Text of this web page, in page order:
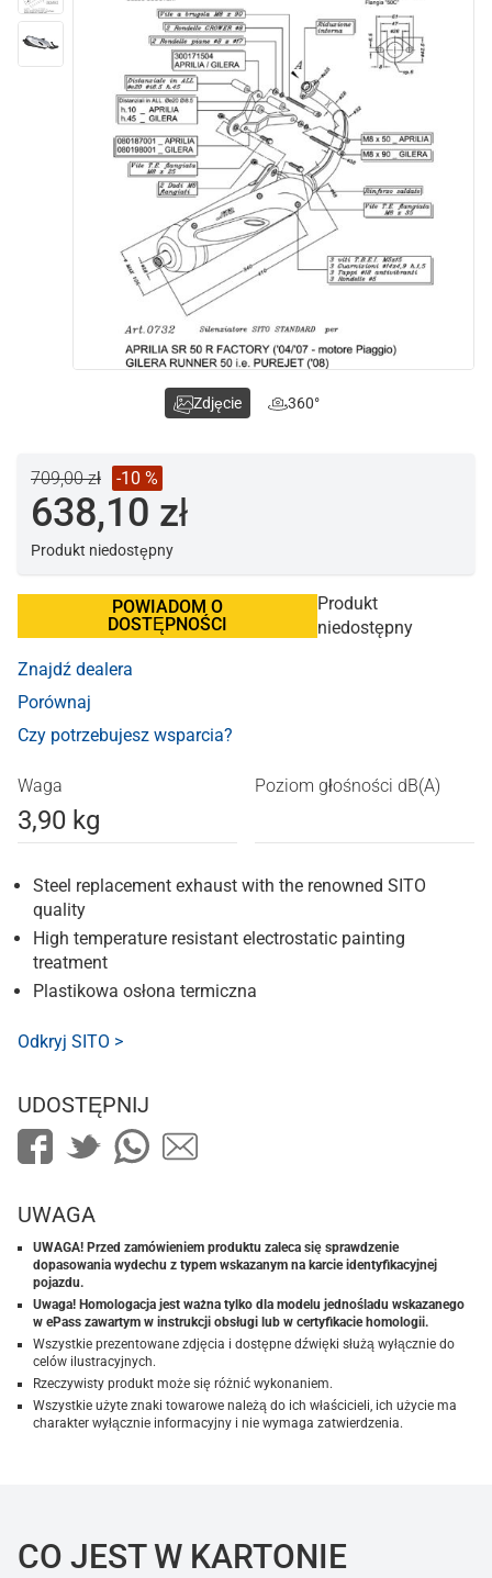
709,00 zł -10 %
638,10 zł
Produkt niedostępny
POWIADOM O
DOSTĘPNOŚCI
Produkt
niedostępny
Znajdź dealera
Porównaj
Czy potrzebujesz wsparcia?
Waga
3,90 kg
Poziom głośności dB(A)
Steel replacement exhaust with the renowned SITO
quality
High temperature resistant electrostatic painting
treatment
Plastikowa osłona termiczna
Odkryj SITO >
Zdjęcie 360°
UDOSTĘPNIJ
UWAGA
UWAGA! Przed zamówieniem produktu zaleca się sprawdzenie
dopasowania wydechu z typem wskazanym na karcie identyfikacyjnej
pojazdu.
Uwaga! Homologacja jest ważna tylko dla modelu jednośladu wskazanego
w ePass zawartym w instrukcji obsługi lub w certyfikacie homologii.
Wszystkie prezentowane zdjęcia i dostępne dźwięki służą wyłącznie do
celów ilustracyjnych.
Rzeczywisty produkt może się różnić wykonaniem.
Wszystkie użyte znaki towarowe należą do ich właścicieli, ich użycie ma
charakter wyłącznie informacyjny i nie wymaga zatwierdzenia.
CO JEST W KARTONIE